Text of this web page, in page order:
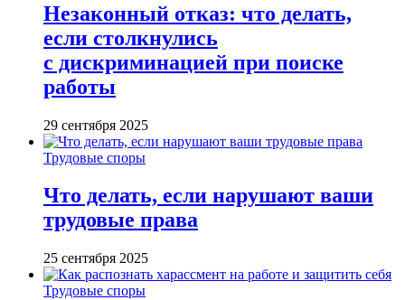
Незаконный отказ: что делать,
если столкнулись
с дискриминацией при поиске
работы
29 сентября 2025
Трудовые споры
Что делать, если нарушают ваши
трудовые права
25 сентября 2025
Трудовые споры